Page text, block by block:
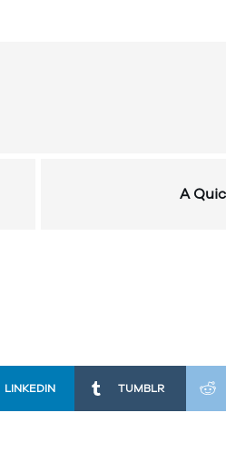
A
LINKEDIN TUMBLR